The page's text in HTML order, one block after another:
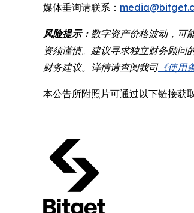
媒体垂询请联系：
风险提示： 数字资产价格波动，可
资须谨慎。建议寻求独立财务顾问
财务建议。详情请查阅我司《使用
本公告所附照片可通过以下链接获